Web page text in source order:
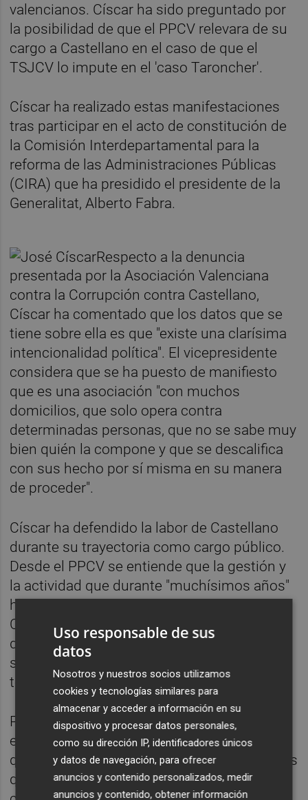
valencianos. Císcar ha sido preguntado por
la posibilidad de que el PPCV relevara de su
cargo a Castellano en el caso de que el
TSJCV lo impute en el 'caso Taroncher'.
Císcar ha realizado estas manifestaciones
tras participar en el acto de constitución de
la Comisión Interdepartamental para la
reforma de las Administraciones Públicas
(CIRA) que ha presidido el presidente de la
Generalitat, Alberto Fabra.
Respecto a la denuncia
presentada por la Asociación Valenciana
contra la Corrupción contra Castellano,
Císcar ha comentado que los datos que se
tiene sobre ella es que "existe una clarísima
intencionalidad política". El vicepresidente
considera que se ha puesto de manifiesto
que es una asociación "con muchos
domicilios, que solo opera contra
determinadas personas, que no se sabe muy
bien quién la compone y que se descalifica
con sus hecho por sí misma en su manera
de proceder".
Císcar ha defendido la labor de Castellano
durante su trayectoria como cargo público.
Desde el PPCV se entiende que la gestión y
la actividad que durante "muchísimos años"
ha desarrollado el conseller Serafín
Castellano en distintas consellerias y en
distintos ámbitos de la Administración, "ha
sido una gestión además de eficaz,
totalmente honrada y adecuada a la ley".
Por este motivo, Císcar ha manifestado que
esto es lo que permite decir desde le PPCV
que "no va a prosperar este tipo de iniciativas
que tienen una intencionalidad política
Uso responsable de sus
datos
Nosotros y nuestros socios utilizamos
cookies y tecnologías similares para
almacenar y acceder a información en su
dispositivo y procesar datos personales,
como su dirección IP, identificadores únicos
y datos de navegación, para ofrecer
anuncios y contenido personalizados, medir
anuncios y contenido, obtener información